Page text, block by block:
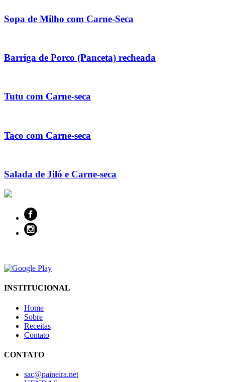
Sopa de Milho com Carne-Seca
Barriga de Porco (Panceta) recheada
Tutu com Carne-seca
Taco com Carne-seca
Salada de Jiló e Carne-seca
INSTITUCIONAL
Home
Sobre
Receitas
Contato
CONTATO
sac@paineira.net